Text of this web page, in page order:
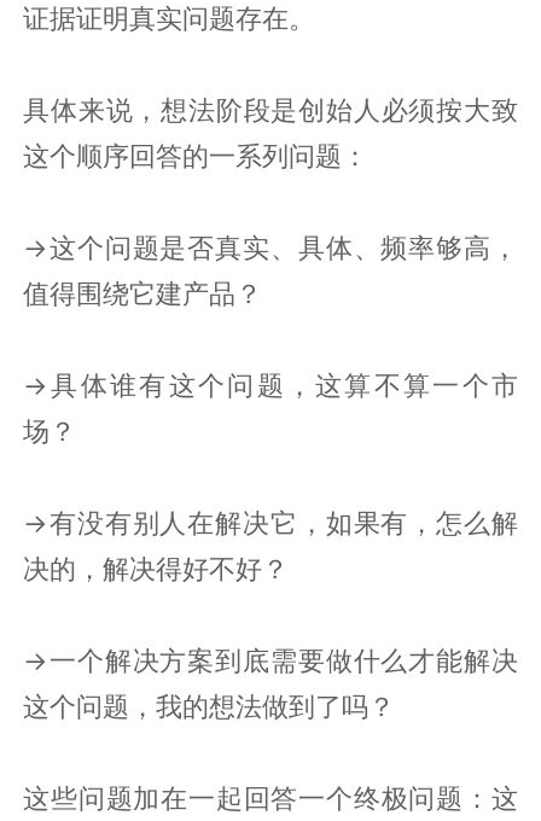
证据证明真实问题存在。
具体来说，想法阶段是创始人必须按大致
这个顺序回答的一系列问题：
→这个问题是否真实、具体、频率够高，
值得围绕它建产品？
→具体谁有这个问题，这算不算一个市
场？
→有没有别人在解决它，如果有，怎么解
决的，解决得好不好？
→一个解决方案到底需要做什么才能解决
这个问题，我的想法做到了吗？
这些问题加在一起回答一个终极问题：这